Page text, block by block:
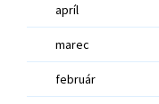
apríl
marec
február